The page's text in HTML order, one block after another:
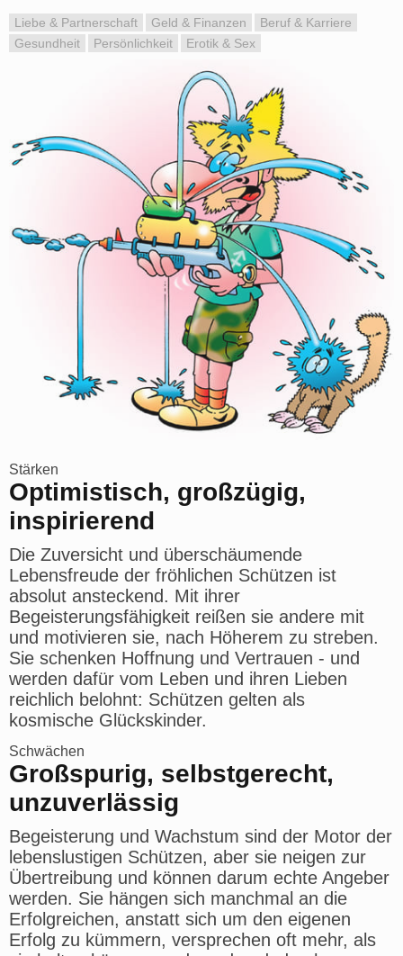
Liebe & Partnerschaft Geld & Finanzen
Beruf & Karriere
Gesundheit
Persönlichkeit Erotik & Sex
Stärken
Optimistisch, großzügig,
inspirierend
Die Zuversicht und überschäumende
Lebensfreude der fröhlichen Schützen ist
absolut ansteckend. Mit ihrer
Begeisterungsfähigkeit reißen sie andere mit
und motivieren sie, nach Höherem zu streben.
Sie schenken Hoffnung und Vertrauen - und
werden dafür vom Leben und ihren Lieben
reichlich belohnt: Schützen gelten als
kosmische Glückskinder.
Schwächen
Großspurig, selbstgerecht,
unzuverlässig
Begeisterung und Wachstum sind der Motor der
lebenslustigen Schützen, aber sie neigen zur
Übertreibung und können darum echte Angeber
werden. Sie hängen sich manchmal an die
Erfolgreichen, anstatt sich um den eigenen
Erfolg zu kümmern, versprechen oft mehr, als